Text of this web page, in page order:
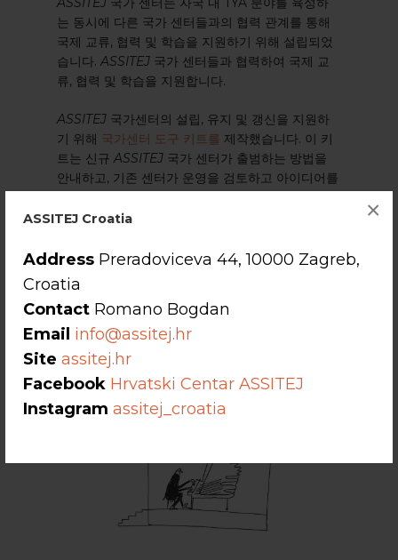
ASSITEJ Croatia
Address Preradoviceva 44, 10000 Zagreb,
Croatia
Contact Romano Bogdan
Email info@assitej.hr
Site assitej.hr
Facebook Hrvatski Centar ASSITEJ
Instagram assitej_croatia
×
는 동시에 다른 국가 센터들과의 협력 관계를 통해
국제 교류, 협력 및 학습을 지원하기 위해 설립되었
습니다.ASSITEJ 국가 센터들과 협력하여 국제 교
류, 협력 및 학습을 지원합니다.
ASSITEJ 국가센터의 설립, 유지 및 갱신을 지원하
기 위해 국가센터 도구 키트를 제작했습니다. 이 키
트는 신규ASSITEJ 국가 센터가 출범하는 방법을
안내하고, 기존 센터가 운영을 검토하고 아이디어를
니다.